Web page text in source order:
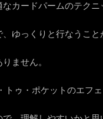
カードパームのテクニ
ゆっくりと行なうこと
ません。
トゥ・ポケットのエフ